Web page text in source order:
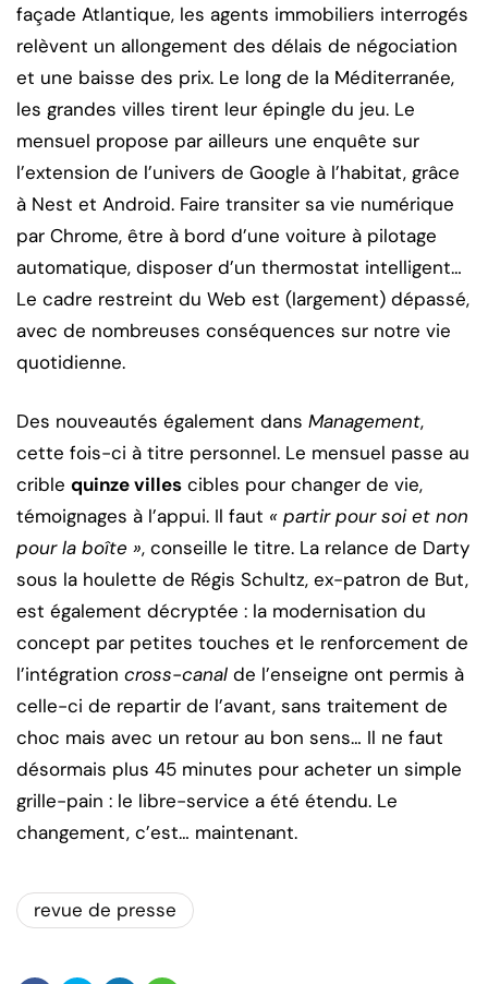
façade Atlantique, les agents immobiliers interrogés
relèvent un allongement des délais de négociation
et une baisse des prix. Le long de la Méditerranée,
les grandes villes tirent leur épingle du jeu. Le
mensuel propose par ailleurs une enquête sur
l’extension de l’univers de Google à l’habitat, grâce
à Nest et Android. Faire transiter sa vie numérique
par Chrome, être à bord d’une voiture à pilotage
automatique, disposer d’un thermostat intelligent…
Le cadre restreint du Web est (largement) dépassé,
avec de nombreuses conséquences sur notre vie
quotidienne.
Des nouveautés également dans Management,
cette fois-ci à titre personnel. Le mensuel passe au
crible quinze villes cibles pour changer de vie,
témoignages à l’appui. Il faut « partir pour soi et non
pour la boîte », conseille le titre. La relance de Darty
sous la houlette de Régis Schultz, ex-patron de But,
est également décryptée : la modernisation du
concept par petites touches et le renforcement de
l’intégration cross-canal de l’enseigne ont permis à
celle-ci de repartir de l’avant, sans traitement de
choc mais avec un retour au bon sens… Il ne faut
désormais plus 45 minutes pour acheter un simple
grille-pain : le libre-service a été étendu. Le
changement, c’est… maintenant.
revue de presse